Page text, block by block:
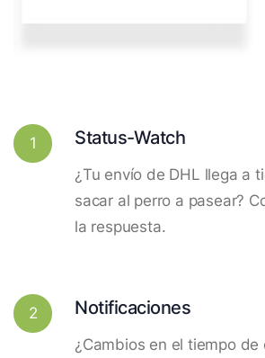
1 Status-Watch
¿Tu envío de DHL llega a
sacar al perro a pasear?
la respuesta.
2 Notificaciones
¿Cambios en el tiempo de